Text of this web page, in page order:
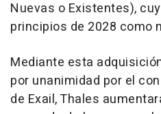
Nuevas o Existentes),
principios de 2028 como
Mediante esta
por unanimidad por el
de Exail, Thales